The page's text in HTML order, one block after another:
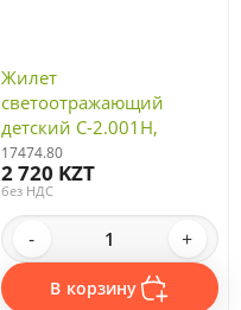
Жилет
светоотражающий
детский С-2.001Н,
желтый неон
17474.80
2 720 KZT
без НДС
- +
В корзину